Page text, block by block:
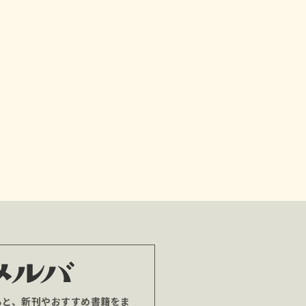
、新刊やおすすめ書籍をま